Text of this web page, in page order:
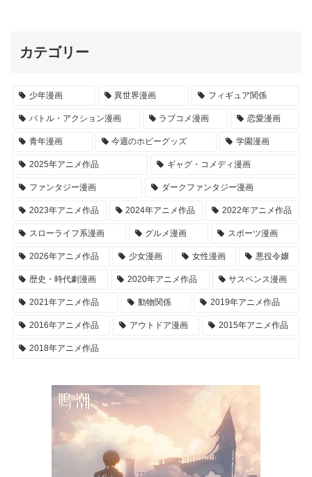
カテゴリー
少年漫画 異世界漫画 フィギュア関係
バトル・アクション漫画 ラブコメ漫画 恋愛漫画
青年漫画 今週のホビーグッズ 学園漫画
2025年アニメ作品 ギャグ・コメディ漫画
ファンタジー漫画 ダークファンタジー漫画
2023年アニメ作品 2024年アニメ作品 2022年アニメ作品
スローライフ系漫画 グルメ漫画 スポーツ漫画
2026年アニメ作品 少女漫画 女性漫画 悪役令嬢
歴史・時代劇漫画 2020年アニメ作品 サスペンス漫画
2021年アニメ作品 動物関係 2019年アニメ作品
2016年アニメ作品 アウトドア漫画 2015年アニメ作品
2018年アニメ作品